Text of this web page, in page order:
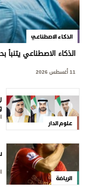
الذكاء الاصطناعي
الذكاء الاصطناعي يتنبأ
11 أغسطس 2026
علوم الدار
الرياضة